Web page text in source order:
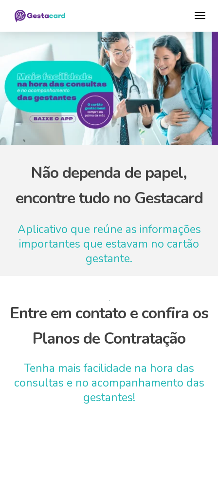
teste
Não dependa de papel,
encontre tudo no Gestacard
Aplicativo que reúne as informações
importantes que estavam no cartão
gestante.
Entre em contato e confira os
Planos de Contratação
Tenha mais facilidade na hora das
consultas e no acompanhamento das
gestantes!